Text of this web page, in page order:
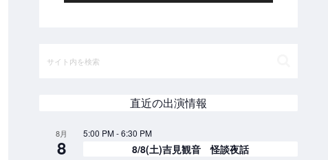
ヤ
直近の出演情報
8月
8
5:00 PM-6:30 PM
8/8(土)吉見観音 怪談夜話